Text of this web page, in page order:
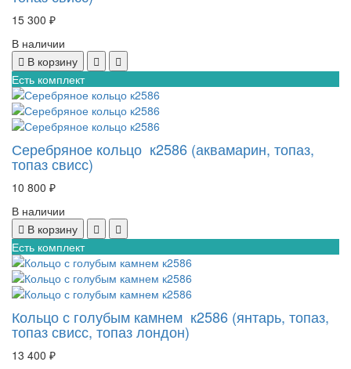
15 300 ₽
В наличии
В корзину
Есть комплект
Серебряное кольцо к2586 (аквамарин, топаз,
топаз свисс)
10 800 ₽
В наличии
В корзину
Есть комплект
Кольцо с голубым камнем к2586 (янтарь, топаз,
топаз свисс, топаз лондон)
13 400 ₽